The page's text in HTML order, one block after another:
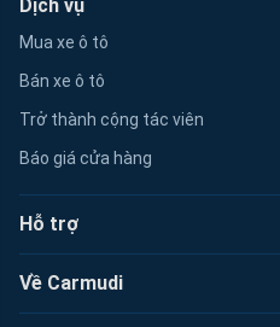
Dịch vụ
Mua xe ô tô
Bán xe ô tô
Trở thành cộng tác viên
Báo giá cửa hàng
Hỗ trợ
Về Carmudi